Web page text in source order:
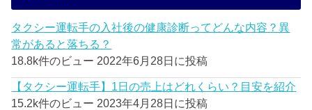
タクシー運転手の入社後の健康診断ってどんな内容？異
常があると落ちる？
18.8k件のビュー 2022年6月28日に投稿
【タクシー運転手】1日の売上はどれくらい？目安を紹介
15.2k件のビュー 2023年4月28日に投稿